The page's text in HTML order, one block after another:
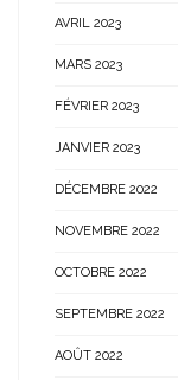
AVRIL 2023
MARS 2023
FÉVRIER 2023
JANVIER 2023
DÉCEMBRE 2022
NOVEMBRE 2022
OCTOBRE 2022
SEPTEMBRE 2022
AOÛT 2022